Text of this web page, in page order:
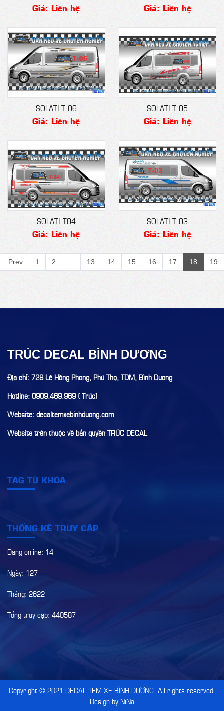
Giá: Liên hệ Giá: Liên hệ
SOLATI T-06
Giá: Liên hệ
SOLATI T-05
Giá: Liên hệ
SOLATI-T04
Giá: Liên hệ
SOLATI T-03
Giá: Liên hệ
Prev 1 2 ... 13 14 15 16 17 18 19
TRÚC DECAL BÌNH DƯƠNG
Địa chỉ: 728 Lê Hồng Phong, Phú Thọ, TDM, Bình Dương
Hotline: 0909.469.969 ( Trúc)
Website: decaltemxebinhduong.com
Website trên thuộc về bản quyền TRÚC DECAL
TAG TỪ KHÓA
THỐNG KÊ TRUY CẬP
Đang online: 14
Ngày: 127
Tháng: 2622
Tổng truy cập: 440587
Copyright © 2021 DECAL TEM XE BÌNH DƯƠNG. All rights reserved.
Design by NiNa